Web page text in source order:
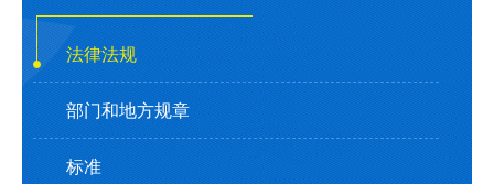
法律法规
部门和地方规章
标准